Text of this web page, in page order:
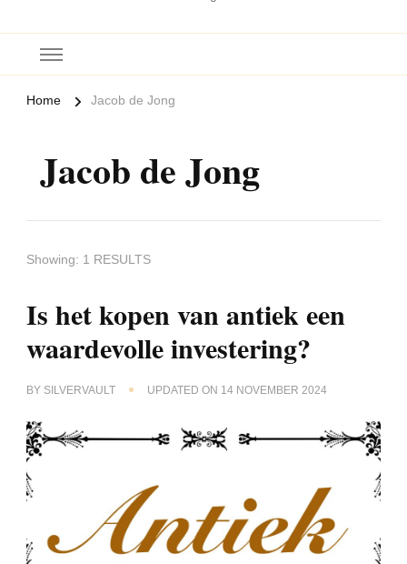
Home Jacob de Jong
Jacob de Jong
Showing: 1 RESULTS
Is het kopen van antiek een
waardevolle investering?
BY SILVERVAULT UPDATED ON 14 NOVEMBER 2024